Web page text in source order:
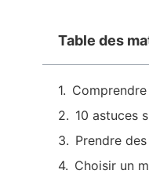
Table des
10 astuces
Prendre
Choisir un